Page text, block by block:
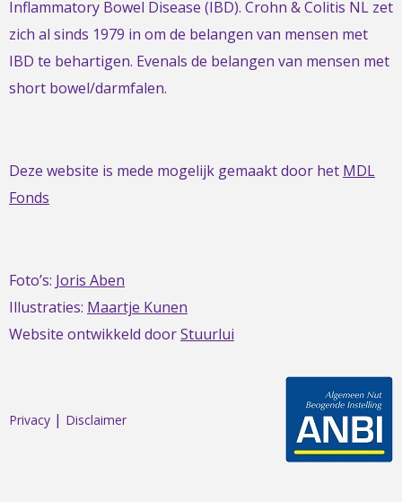
Inflammatory Bowel Disease (IBD). Crohn & Colitis NL zet
zich al sinds 1979 in om de belangen van mensen met
IBD te behartigen. Evenals de belangen van mensen met
short bowel/darmfalen.
Deze website is mede mogelijk gemaakt door het MDL
Fonds
Foto’s: Joris Aben
Illustraties: Maartje Kunen
Website ontwikkeld doorStuurlui
Privacy | Disclaimer